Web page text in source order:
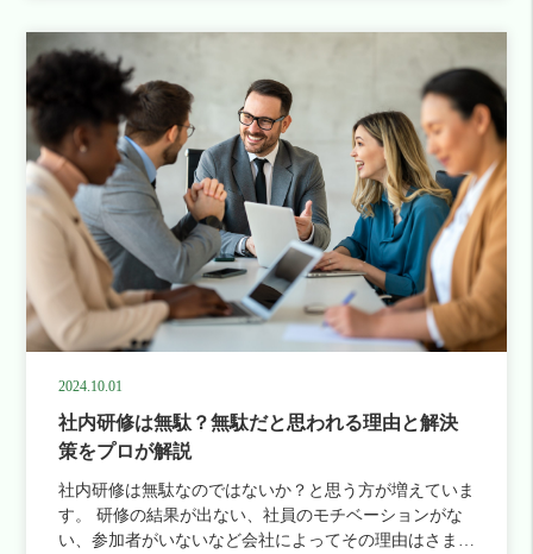
2024.10.01
社内研修は無駄？無駄だと思われる理由と解決
策をプロが解説
社内研修は無駄なのではないか？と思う方が増えていま
す。 研修の結果が出ない、社員のモチベーションがな
い、参加者がいないなど会社によってその理由はさまざ